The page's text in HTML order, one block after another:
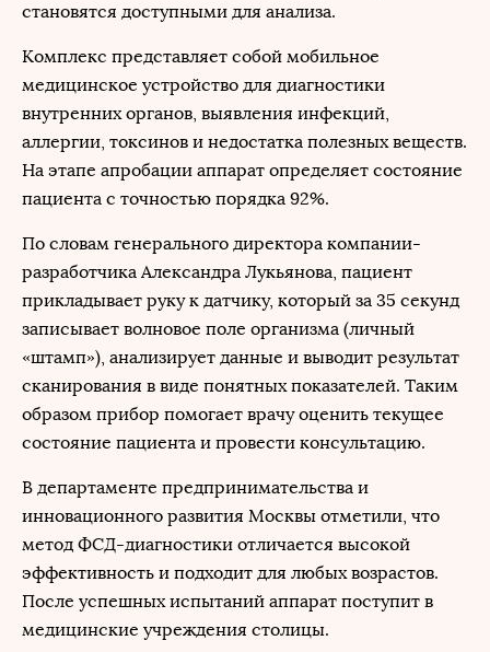
становятся доступными для анализа.
Комплекс представляет собой мобильное
медицинское устройство для диагностики
внутренних органов, выявления инфекций,
аллергии, токсинов и недостатка полезных веществ.
На этапе апробации аппарат определяет состояние
пациента с точностью порядка 92%.
По словам генерального директора компании-
разработчика Александра Лукьянова, пациент
прикладывает руку к датчику, который за 35 секунд
записывает волновое поле организма (личный
«штамп»), анализирует данные и выводит результат
сканирования в виде понятных показателей. Таким
образом прибор помогает врачу оценить текущее
состояние пациента и провести консультацию.
В департаменте предпринимательства и
инновационного развития Москвы отметили, что
метод ФСД-диагностики отличается высокой
эффективность и подходит для любых возрастов.
После успешных испытаний аппарат поступит в
медицинские учреждения столицы.